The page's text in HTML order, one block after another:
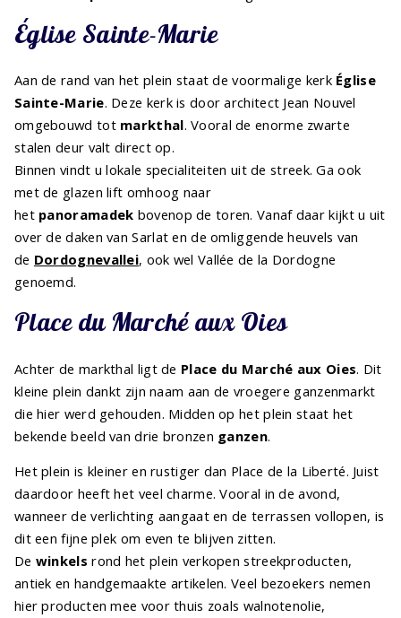
Église Sainte-Marie
Aan de rand van het plein staat de voormalige kerk Église
Sainte-Marie. Deze kerk is door architect Jean Nouvel
omgebouwd tot markthal. Vooral de enorme zwarte
stalen deur valt direct op.
Binnen vindt u lokale specialiteiten uit de streek. Ga ook
met de glazen lift omhoog naar
het panoramadek bovenop de toren. Vanaf daar kijkt u uit
over de daken van Sarlat en de omliggende heuvels van
de Dordognevallei, ook wel Vallée de la Dordogne
genoemd.
Place du Marché aux Oies
Achter de markthal ligt de Place du Marché aux Oies. Dit
kleine plein dankt zijn naam aan de vroegere ganzenmarkt
die hier werd gehouden. Midden op het plein staat het
bekende beeld van drie bronzen ganzen.
Het plein is kleiner en rustiger dan Place de la Liberté. Juist
daardoor heeft het veel charme. Vooral in de avond,
wanneer de verlichting aangaat en de terrassen vollopen, is
dit een fijne plek om even te blijven zitten.
De winkels rond het plein verkopen streekproducten,
antiek en handgemaakte artikelen. Veel bezoekers nemen
hier producten mee voor thuis zoals walnotenolie,